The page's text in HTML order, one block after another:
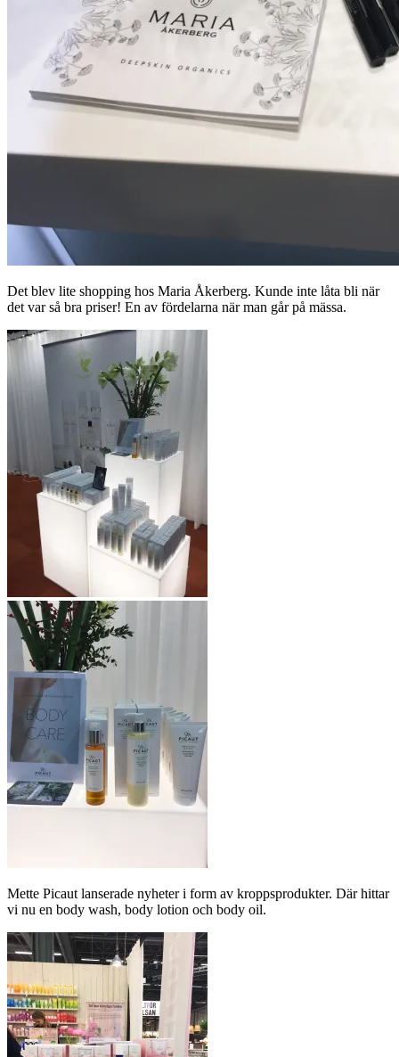
Det blev lite shopping hos Maria Åkerberg. Kunde inte låta bli när
det var så bra priser! En av fördelarna när man går på mässa.
Mette Picaut lanserade nyheter i form av kroppsprodukter. Där hittar
vi nu en body wash, body lotion och body oil.